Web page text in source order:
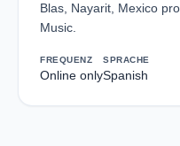
Blas, Nayarit, Mexico
Music.
FREQUENZ
Online only
SPRACHE
Spanish